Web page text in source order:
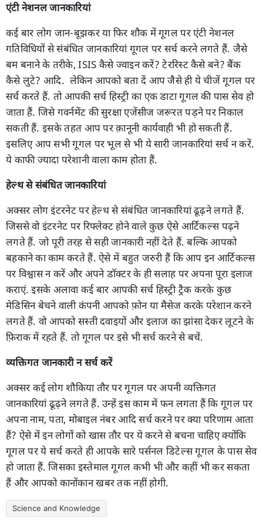
एंटी नेशनल जानकारियां
कई बार लोग जान-बूझकर या फिर शौक में गूगल पर एंटी नेशनल
गतिविधियों से संबंधित जानकारियां गूगल पर सर्च करने लगते हैं. जैसे
बम बनाने के तरीके, ISIS कैसे ज्वाइन करें? टेररिस्ट कैसे बने? बैंक
कैसे लुटे? आदि. लेकिन आपको बता दें आप जैसे ही ये चीजें गूगल पर
सर्च करते हैं. तो आपकी सर्च हिस्ट्री का एक डाटा गूगल की पास सेव हो
जाता हैं. जिसे गवर्नमेंट की सुरक्षा एजेंसीज जरूरत पड़ने पर निकाल
सकती हैं. इसके तहत आप पर क़ानूनी कार्यवाही भी हो सकती हैं.
इसलिए आप सभी गूगल पर भूल से भी ये सारी जानकारियां सर्च न करें.
ये काफी ज्यादा परेशानी वाला काम होता हैं.
हेल्थ से संबंधित जानकारियां
अक्सर लोग इंटरनेट पर हेल्थ से संबंधित जानकारियां ढूढ़ने लगते हैं.
जिससे वो इंटरनेट पर रिफ्लेक्ट होने वाले कुछ ऐसे आर्टिकल्स पढ़ने
लगते हैं. जो पूरी तरह से सही जानकारी नहीं देते हैं. बल्कि आपको
बहकाने का काम करते हैं. ऐसे में बहुत जरुरी हैं कि आप इन आर्टिकल्स
पर विश्वास न करें और अपने डॉक्टर के ही सलाह पर अपना पूरा इलाज
कराएं. इसके अलावा कई बार आपकी सर्च हिस्ट्री ट्रैक करके कुछ
मेडिसिन बेचने वाली कंपनी आपको फ़ोन या मैसेज करके परेशान करने
लगते हैं. वो आपको सस्ती दवाइयों और इलाज का झांसा देकर लूटने के
फ़िराक में रहते हैं. तो गूगल पर इसे भी सर्च करने से बचें.
व्यक्तिगत जानकारी न सर्च करें
अक्सर कई लोग शौकिया तौर पर गूगल पर अपनी व्यक्तिगत
जानकारियां ढूढ़ने लगते हैं. उन्हें इस काम में फन लगता हैं कि गूगल पर
अपना नाम, पता, मोबाइल नंबर आदि सर्च करने पर क्या परिणाम आता
हैं? ऐसे में इन लोगों को खास तौर पर ये करने से बचना चाहिए क्योंकि
गूगल पर ये सर्च करते ही आपके सारे पर्सनल डिटेल्स गूगल के पास सेव
हो जाता हैं. जिसका इस्तेमाल गूगल कभी भी और कहीं भी कर सकता
हैं और आपको कानोंकान खबर तक नहीं होगी.
Science and Knowledge